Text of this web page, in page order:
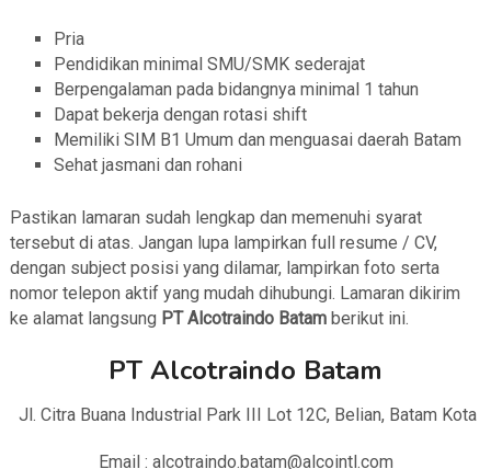
Pria
Pendidikan minimal SMU/SMK sederajat
Berpengalaman pada bidangnya minimal 1 tahun
Dapat bekerja dengan rotasi shift
Memiliki SIM B1 Umum dan menguasai daerah Batam
Sehat jasmani dan rohani
Pastikan lamaran sudah lengkap dan memenuhi syarat
tersebut di atas. Jangan lupa lampirkan full resume / CV,
dengan subject posisi yang dilamar, lampirkan foto serta
nomor telepon aktif yang mudah dihubungi. Lamaran dikirim
ke alamat langsung PT Alcotraindo Batamberikut ini.
PT Alcotraindo Batam
Jl. Citra Buana Industrial Park III Lot 12C, Belian, Batam Kota
Email : alcotraindo.batam@alcointl.com